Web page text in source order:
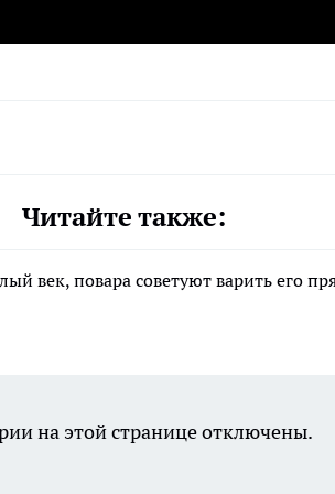
#соцсети_орен1 Редактор:
Читайте также:
век, повара советуют варить его
на этой странице отключены.